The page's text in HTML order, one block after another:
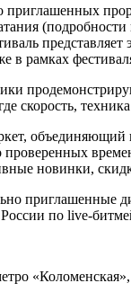
рамках
скорость,
новинки,
приглашенные
по live-